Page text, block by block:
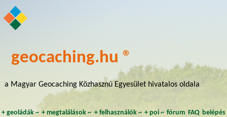
geocaching.hu ®
a Magyar Geocaching Közhasznú Egyesület hivatalos oldala
+ geoládák~ +megtalálások ~ + felhasználók~ + poi~ fórum FAQ belépés